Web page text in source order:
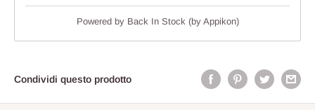
Powered by Back In Stock (by Appikon)
Condividi questo prodotto